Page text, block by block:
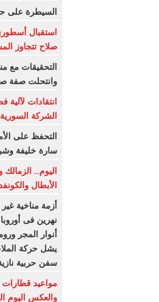
السيطرة على
استقبال
صلاح تتجاوز
التحقيقات مع
وانتحلت صفة
الشركة
التحفظ على
سارة خليفة
اليوم..
الأبطال
أزمة مناخية
نهرين فى
أنوار المجر
سفن حربية
مواعيد قطارات
والعكس اليوم